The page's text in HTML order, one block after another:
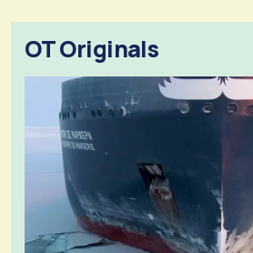
OT Originals